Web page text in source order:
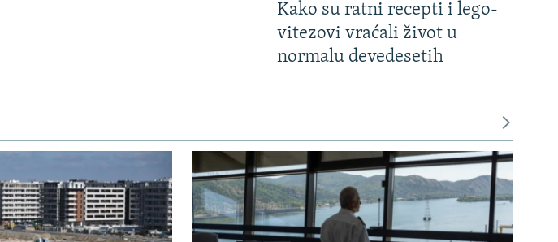
Kako su ratni recepti i lego-
vitezovi vraćali život u
normalu devedesetih